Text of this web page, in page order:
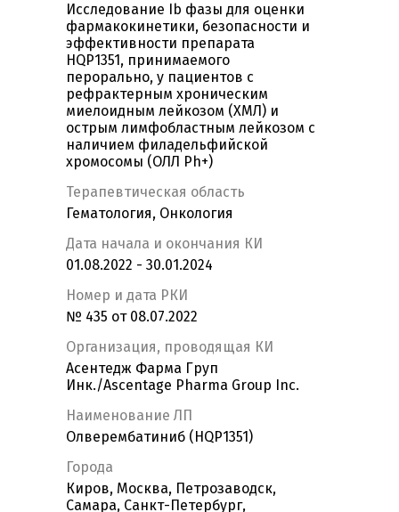
Исследование Ib фазы для оценки
фармакокинетики, безопасности и
эффективности препарата
HQP1351, принимаемого
перорально, у пациентов с
рефрактерным хроническим
миелоидным лейкозом (ХМЛ) и
острым лимфобластным лейкозом с
наличием филадельфийской
хромосомы (ОЛЛ Ph+)
Терапевтическая область
Гематология, Онкология
Дата начала и окончания КИ
01.08.2022 - 30.01.2024
Номер и дата РКИ
№ 435 от 08.07.2022
Организация, проводящая КИ
Асентедж Фарма Груп
Инк./Ascentage Pharma Group Inc.
Наименование ЛП
Олверембатиниб (HQP1351)
Города
Киров, Москва, Петрозаводск,
Самара, Санкт-Петербург,